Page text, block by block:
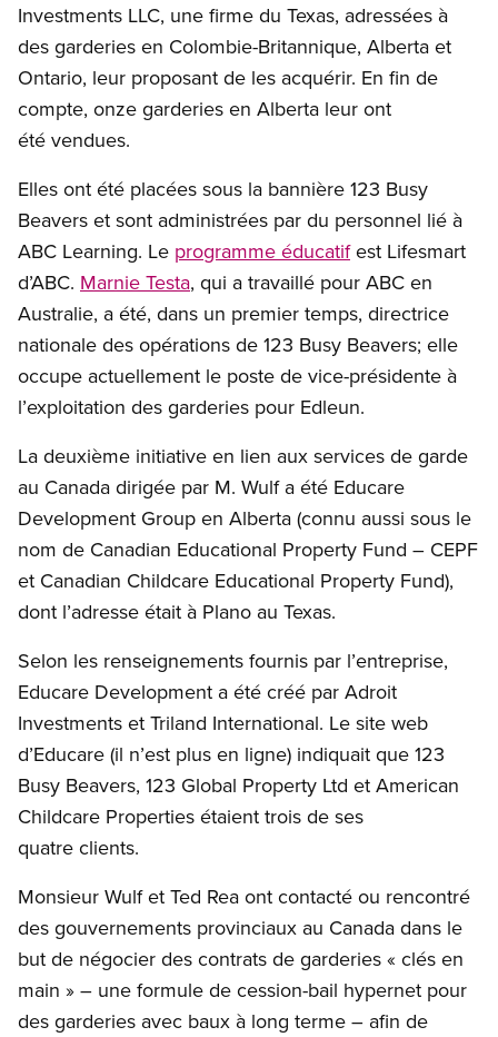
Investments LLC, une firme du Texas, adressées à
des garderies en Colombie-Britannique, Alberta et
Ontario, leur proposant de les acquérir. En fin de
compte, onze garderies en Alberta leur ont
été vendues.
Elles ont été placées sous la bannière 123 Busy
Beavers et sont administrées par du personnel lié à
ABC Learning. Le programme éducatifest Lifesmart
d’ABC. Marnie Testa, qui a travaillé pour ABC en
Australie, a été, dans un premier temps, directrice
nationale des opérations de 123 Busy Beavers; elle
occupe actuellement le poste de vice-présidente à
l’exploitation des garderies pour Edleun.
La deuxième initiative en lien aux services de garde
au Canada dirigée par M. Wulf a été Educare
Development Group en Alberta (connu aussi sous le
nom de Canadian Educational Property Fund – CEPF
et Canadian Childcare Educational Property Fund),
dont l’adresse était à Plano au Texas.
Selon les renseignements fournis par l’entreprise,
Educare Development a été créé par Adroit
Investments et Triland International. Le site web
d’Educare (il n’est plus en ligne) indiquait que 123
Busy Beavers, 123 Global Property Ltd et American
Childcare Properties étaient trois de ses
quatre clients.
Monsieur Wulf et Ted Rea ont contacté ou rencontré
des gouvernements provinciaux au Canada dans le
but de négocier des contrats de garderies « clés en
main » – une formule de cession-bail hypernet pour
des garderies avec baux à long terme – afin de